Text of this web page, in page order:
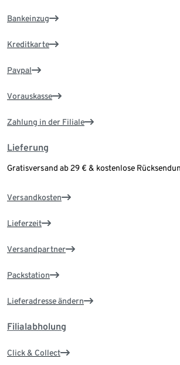
Bankeinzug
Kreditkarte
Paypal
Vorauskasse
Zahlung in der Filiale
Lieferung
Gratisversand ab 29 € & kostenlose
Versandkosten
Lieferzeit
Versandpartner
Packstation
Lieferadresse ändern
Filialabholung
Click & Collect